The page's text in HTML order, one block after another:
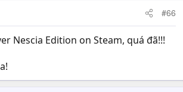
#66
Nescia Edition on Steam, quá đã!!!